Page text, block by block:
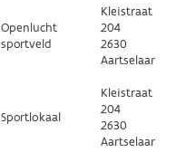
Openlucht
sportveld
Kleistraat
204
2630
Aartselaar
Sportlokaal
Kleistraat
204
2630
Aartselaar